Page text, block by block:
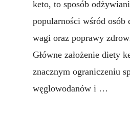
czego
keto, to sposób
popularności wśród osób
wagi oraz poprawy
Główne założenie diety
znacznym ograniczeniu
węglowodanów i …